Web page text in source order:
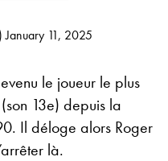
January 11, 2025
le joueur le plus
13e) depuis la
Il déloge alors Roger
là.